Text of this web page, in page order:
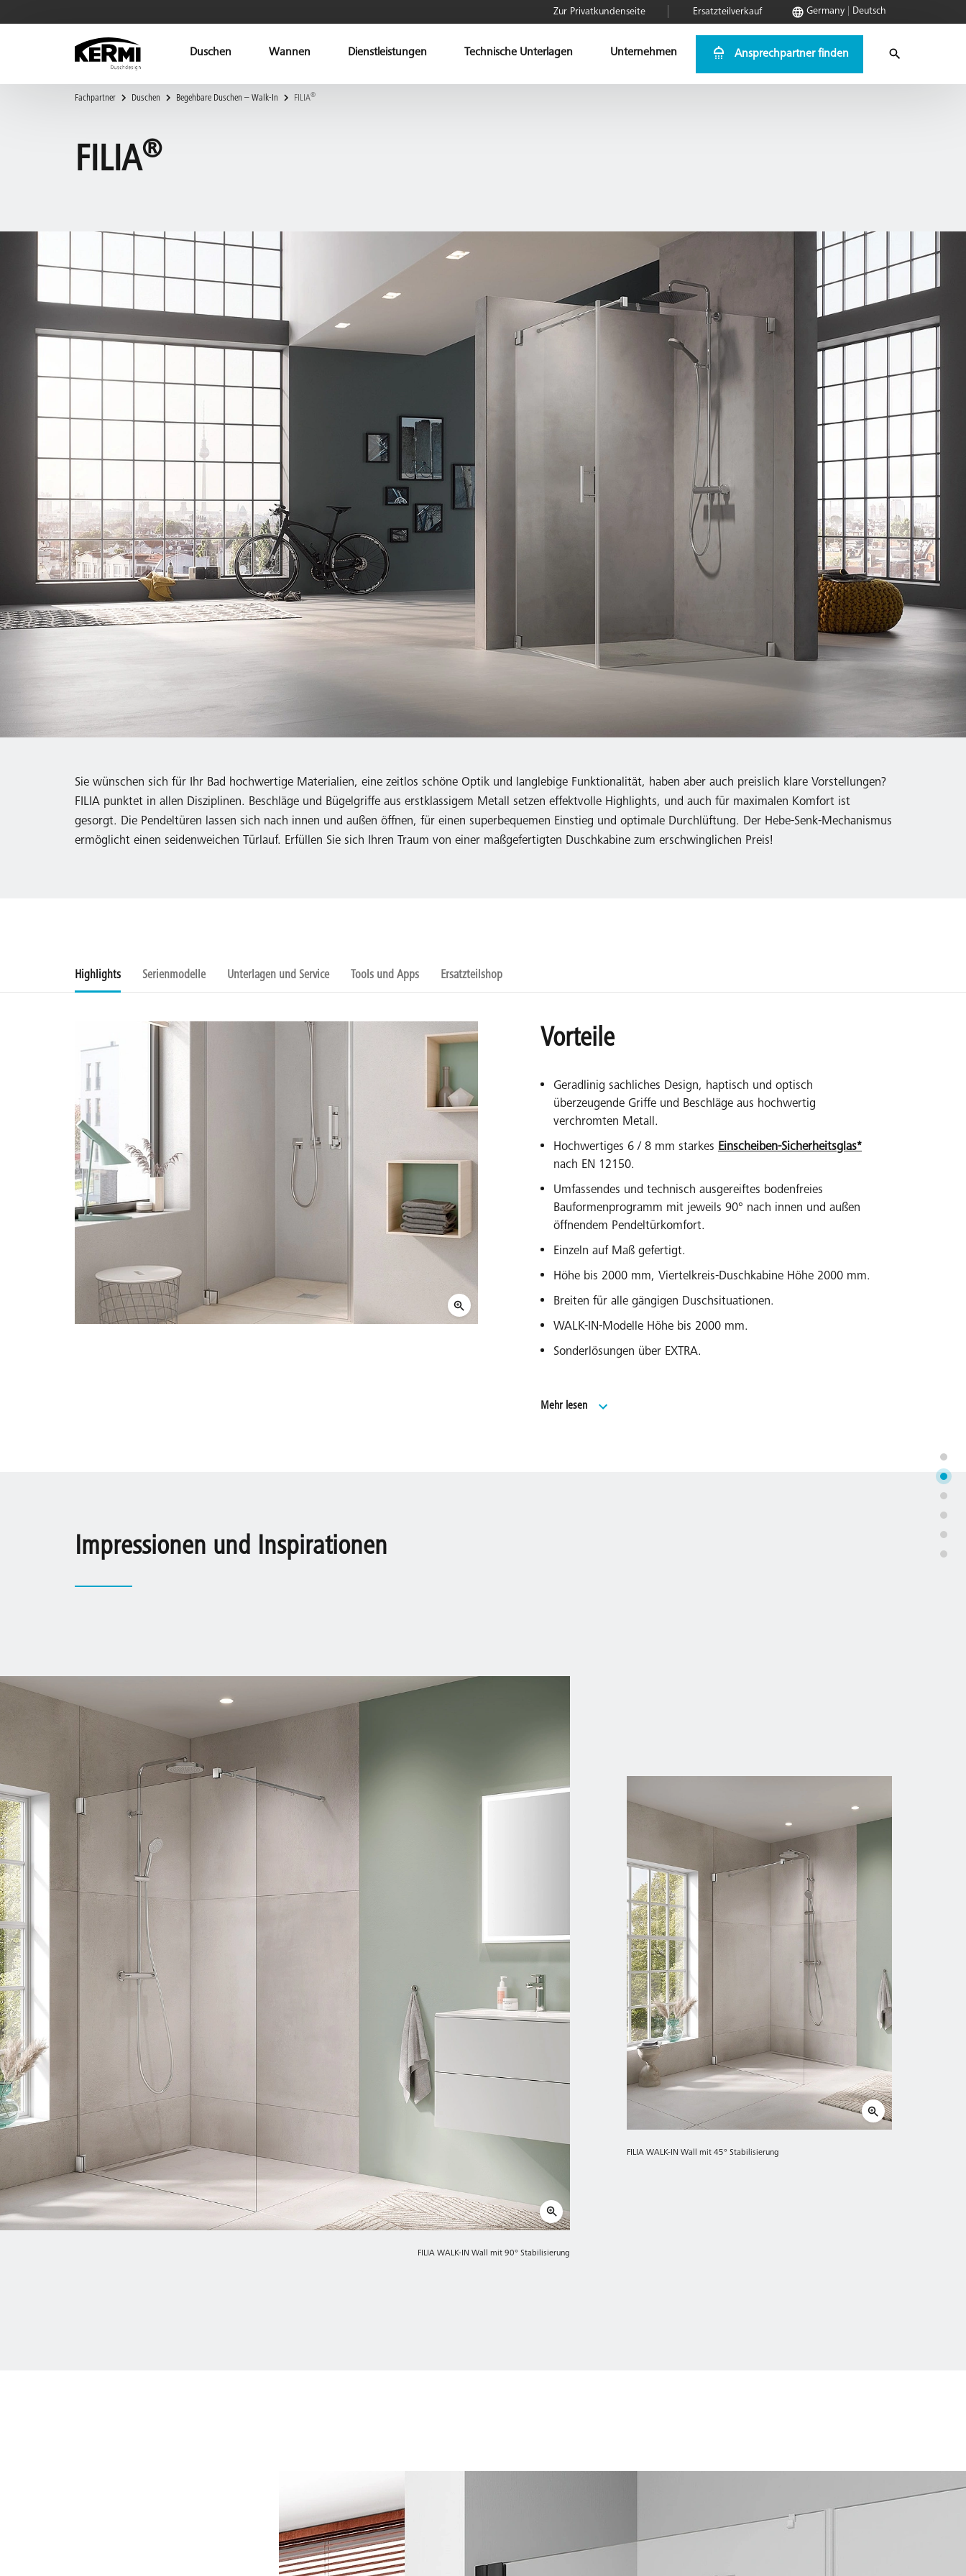
Zur Privatkundenseite Ersatzteilverkauf Germany Deutsch
Duschen Wannen Dienstleistungen Technische Unterlagen Unternehmen Ansprechpartner finden
Fachpartner Duschen Begehbare Duschen – Walk-In FILIA®
FILIA®
Sie wünschen sich für Ihr Bad hochwertige Materialien, eine zeitlos schöne Optik und langlebige Funktionalität, haben aber auch preislich klare Vorstellungen?
FILIA punktet in allen Disziplinen. Beschläge und Bügelgriffe aus erstklassigem Metall setzen effektvolle Highlights, und auch für maximalen Komfort ist
gesorgt. Die Pendeltüren lassen sich nach innen und außen öffnen, für einen superbequemen Einstieg und optimale Durchlüftung. Der Hebe-Senk-Mechanismus
ermöglicht einen seidenweichen Türlauf. Erfüllen Sie sich Ihren Traum von einer maßgefertigten Duschkabine zum erschwinglichen Preis!
Highlights Serienmodelle Unterlagen und Service Tools und Apps Ersatzteilshop
Vorteile
Geradlinig sachliches Design, haptisch und optisch
überzeugende Griffe und Beschläge aus hochwertig
verchromten Metall.
Hochwertiges 6 / 8 mm starkes Einscheiben-Sicherheitsglas*
nach EN 12150.
Umfassendes und technisch ausgereiftes bodenfreies
Bauformenprogramm mit jeweils 90° nach innen und außen
öffnendem Pendeltürkomfort.
Einzeln auf Maß gefertigt.
Höhe bis 2000 mm, Viertelkreis-Duschkabine Höhe 2000 mm.
Breiten für alle gängigen Duschsituationen.
WALK-IN-Modelle Höhe bis 2000 mm.
Sonderlösungen über EXTRA.
Made in Germany.
Mehr lesen
Impressionen und Inspirationen
FILIA WALK-IN Wall mit 90° Stabilisierung
FILIA WALK-IN Wall mit 45° Stabilisierung